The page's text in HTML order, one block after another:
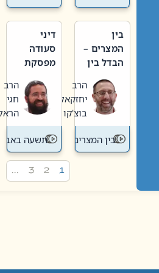
בין
המצרים –
הבדל בין
חדשה
לישנה
הרב
יחזקאל
בוצ'קו
בין המצרים
דיני
סעודה
מפסקת
תשעה
באב
הרב
חגי
הראל
תשעה באב